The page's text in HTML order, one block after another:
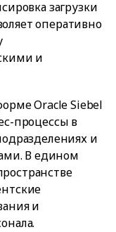
загрузки
оперативно
и
Oracle Siebel
процессы в
и
В едином
и